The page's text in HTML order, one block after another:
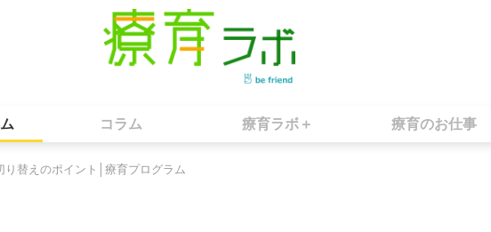
コラム 療育ラボ＋ 療育のお仕事
り替えのポイント│療育プログラム